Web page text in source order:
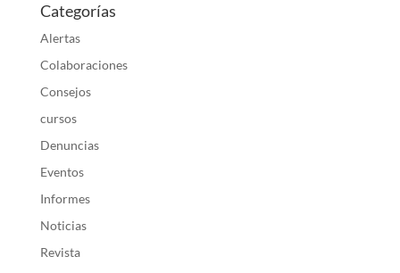
Categorías
Alertas
Colaboraciones
Consejos
cursos
Denuncias
Eventos
Informes
Noticias
Revista